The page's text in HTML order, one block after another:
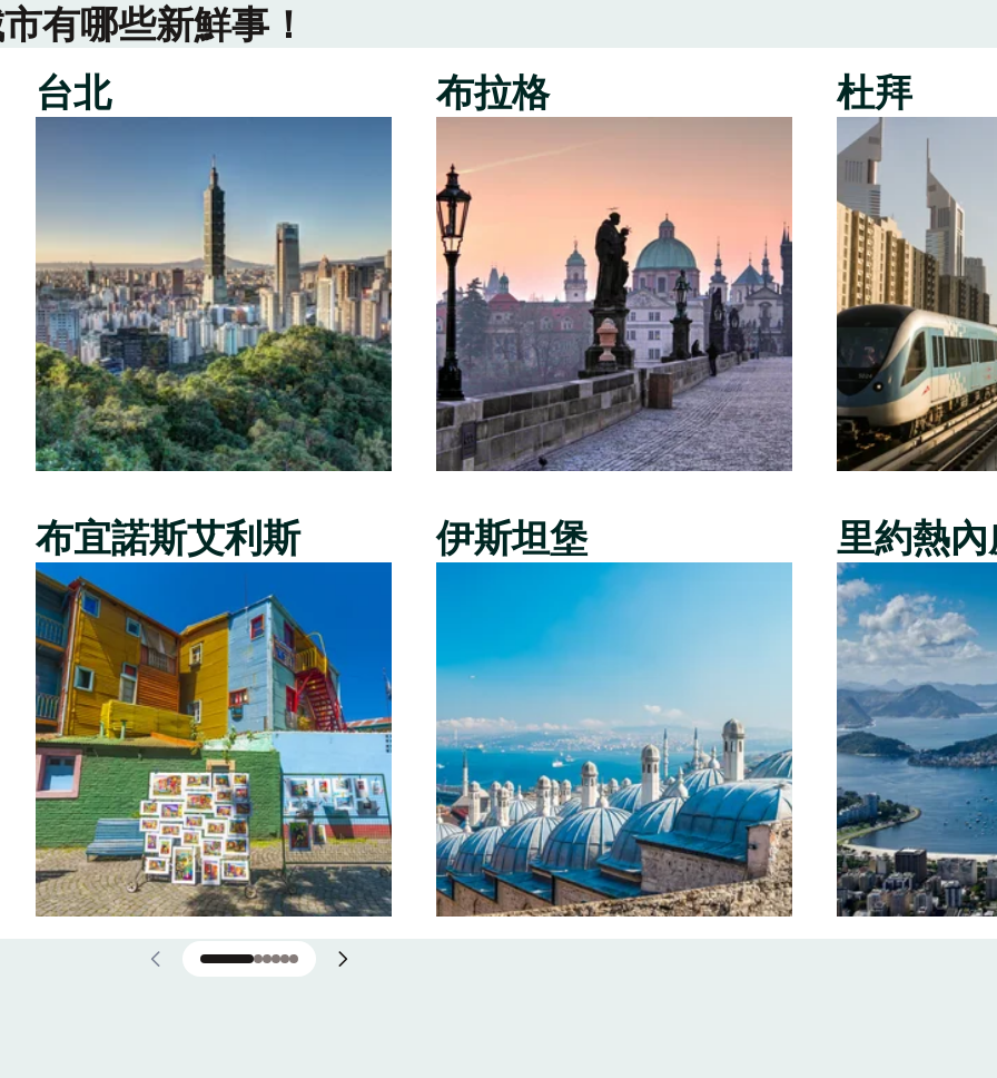
有哪些新鮮事！
台北
布宜諾斯艾利斯
布拉格
伊斯坦堡
杜拜
里約熱